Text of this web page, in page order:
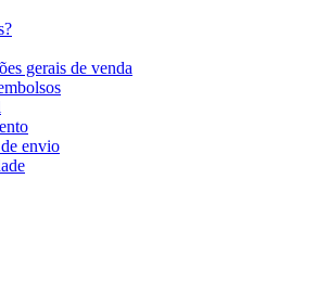
gerais de venda
envio